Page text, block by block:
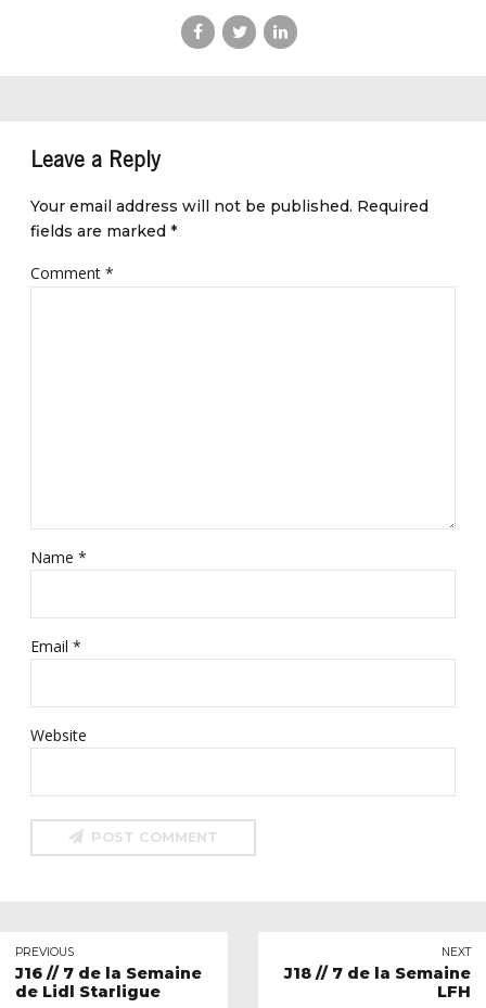
Leave a Reply
Your email address will not be published. Required
fields are marked *
Comment *
Name *
Email *
Website
POST COMMENT
PREVIOUS
J16 // 7 de la Semaine
de Lidl Starligue
NEXT
J18 // 7 de la Semaine
LFH